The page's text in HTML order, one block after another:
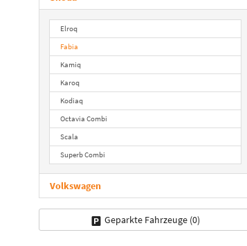
Elroq
Fabia
Kamiq
Karoq
Kodiaq
Octavia Combi
Scala
Superb Combi
Volkswagen
Geparkte Fahrzeuge (0)